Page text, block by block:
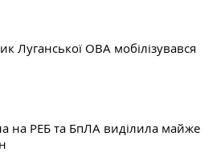
Луганської ОВА мобілізувався
на РЕБ та БпЛА виділила майже